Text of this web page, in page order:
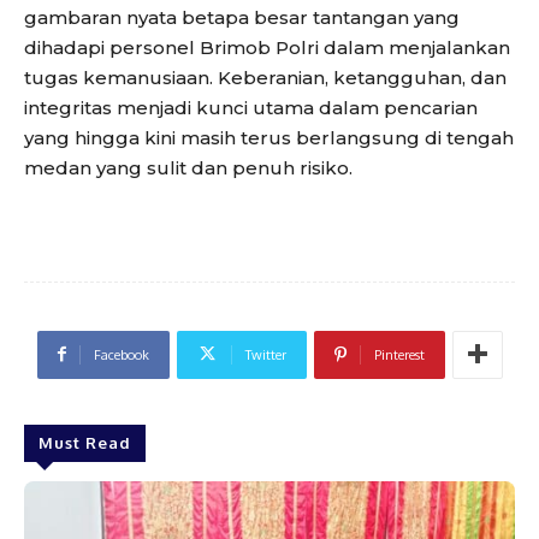
gambaran nyata betapa besar tantangan yang
dihadapi personel Brimob Polri dalam menjalankan
tugas kemanusiaan. Keberanian, ketangguhan, dan
integritas menjadi kunci utama dalam pencarian
yang hingga kini masih terus berlangsung di tengah
medan yang sulit dan penuh risiko.
Facebook Twitter Pinterest
Must Read